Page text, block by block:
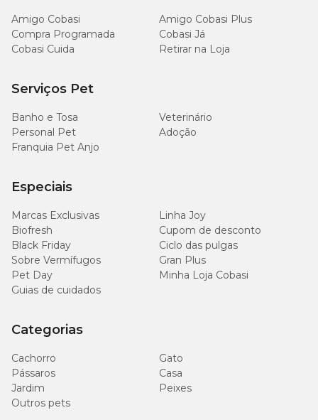
Amigo Cobasi
Amigo Cobasi Plus
Compra Programada
Cobasi Já
Cobasi Cuida
Retirar na Loja
Serviços Pet
Banho e Tosa
Veterinário
Personal Pet
Adoção
Franquia Pet Anjo
Especiais
Marcas Exclusivas
Linha Joy
Biofresh
Cupom de desconto
Black Friday
Ciclo das pulgas
Sobre Vermífugos
Gran Plus
Pet Day
Minha Loja Cobasi
Guias de cuidados
Categorias
Cachorro
Gato
Pássaros
Casa
Jardim
Peixes
Outros pets